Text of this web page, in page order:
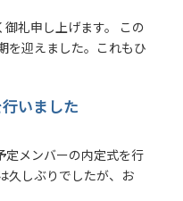
礼申し上げます。 この
を迎えました。これもひ
いました
メンバーの内定式を行
久しぶりでしたが、お